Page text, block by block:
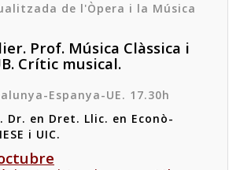
de l'Òpera i la Música
Prof. Música Clàssica i
Crític musical.
Espanya-UE. 17.30h
Dr. en Dret. Llic. en Econò-
i UIC.